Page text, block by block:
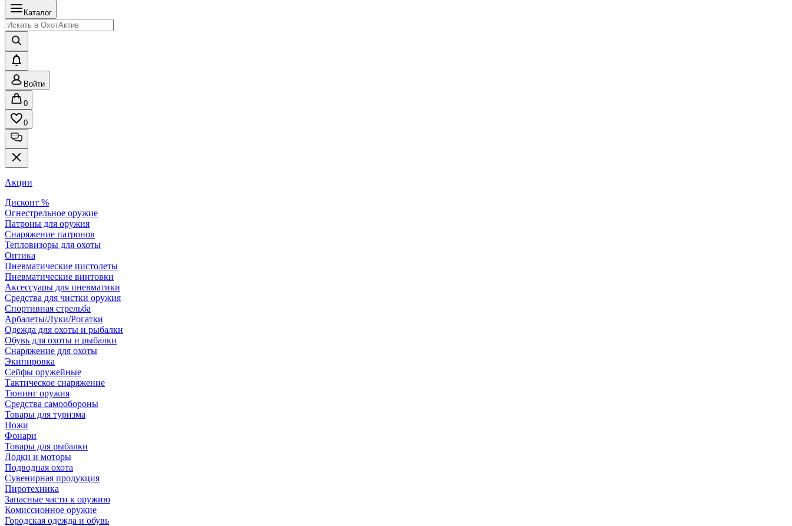
Каталог
Войти
0
0
Акции
Дисконт %
Огнестрельное оружие
Патроны для оружия
Снаряжение патронов
Тепловизоры для охоты
Оптика
Пневматические пистолеты
Пневматические винтовки
Аксессуары для пневматики
Средства для чистки оружия
Спортивная стрельба
Арбалеты/Луки/Рогатки
Одежда для охоты и рыбалки
Обувь для охоты и рыбалки
Снаряжение для охоты
Экипировка
Сейфы оружейные
Тактическое снаряжение
Тюнинг оружия
Средства самообороны
Товары для туризма
Ножи
Фонари
Товары для рыбалки
Лодки и моторы
Подводная охота
Сувенирная продукция
Пиротехника
Запасные части к оружию
Комиссионное оружие
Городская одежда и обувь